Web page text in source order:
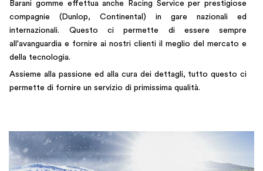
Barani gomme effettua anche Racing Service per prestigiose
compagnie (Dunlop, Continental) in gare nazionali ed
internazionali. Questo ci permette di essere sempre
all'avanguardia e fornire ai nostri clienti il meglio del mercato e
della tecnologia.
Assieme alla passione ed alla cura dei dettagli, tutto questo ci
permette di fornire un servizio di primissima qualità.